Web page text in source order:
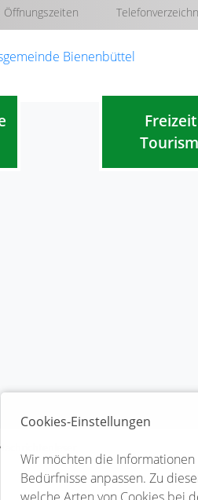
Öffnungszeiten
Cookies-Einstellungen
Wir möchten die
Bedürfnisse anpassen. Zu
welche Arten von Cookies bei